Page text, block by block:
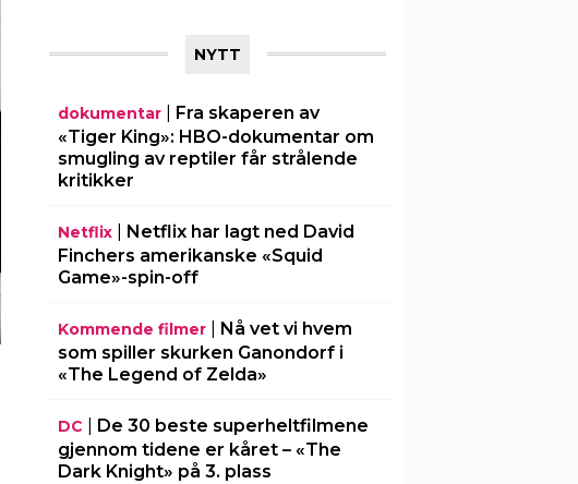
NYTT
dokumentar| Fra skaperen av
«Tiger King»: HBO-dokumentar om
smugling av reptiler får strålende
kritikker
Netflix| Netflix har lagt ned David
Finchers amerikanske «Squid
Game»-spin-off
Kommende filmer| Nå vet vi hvem
som spiller skurken Ganondorf i
«The Legend of Zelda»
DC
De 30 beste superheltfilmene
gjennom tidene er kåret – «The
Dark Knight» på 3. plass